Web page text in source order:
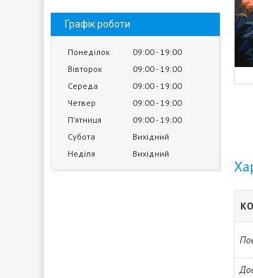
Графік роботи
Понеділок 09:00 19:00
Вівторок
09:00 19:00
Середа
09:00 19:00
Четвер
09:00 19:00
Пʼятниця
09:00 19:00
Субота
Вихідний
Неділя
Вихідний